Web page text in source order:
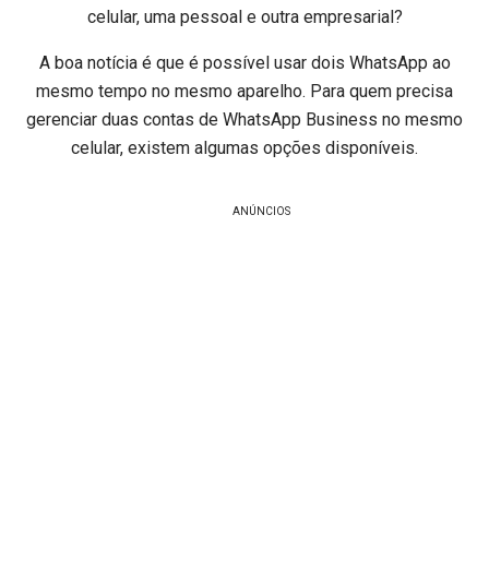
celular, uma pessoal e outra empresarial?
A boa notícia é que é possível usar dois WhatsApp ao
mesmo tempo no mesmo aparelho. Para quem precisa
gerenciar duas contas de WhatsApp Business no mesmo
celular, existem algumas opções disponíveis.
ANÚNCIOS